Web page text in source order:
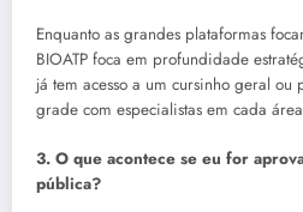
Enquanto as grandes plataformas
BIOATP foca em profundidade
já tem acesso a um cursinho geral
grade com especialistas em cada
3. O que acontece se eu for
pública?